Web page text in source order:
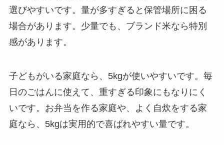
選びやすいです。量が多すぎると保管場所に困る
場合があります。少量でも、ブランド米なら特別
感があります。
子どもがいる家庭なら、5kgが使いやすいです。毎
日のごはんに使えて、重すぎる印象にもなりにく
いです。お弁当を作る家庭や、よく自炊をする家
庭なら、5kgは実用的で喜ばれやすい量です。